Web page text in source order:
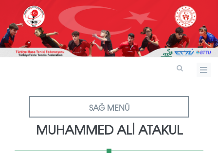
SAĞ MENÜ
MUHAMMED ALİ ATAKUL